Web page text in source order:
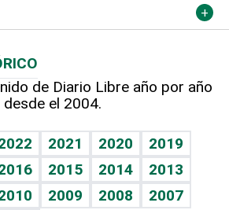
de Diario Libre año por año
desde el 2004.
2021 2020
2019
2015 2014
2013
2009 2008
2007